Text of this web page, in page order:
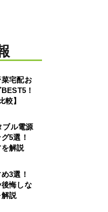
宅配お
！
較】
ブル電源
グ5選！
解説
め3選！
悔しな
説